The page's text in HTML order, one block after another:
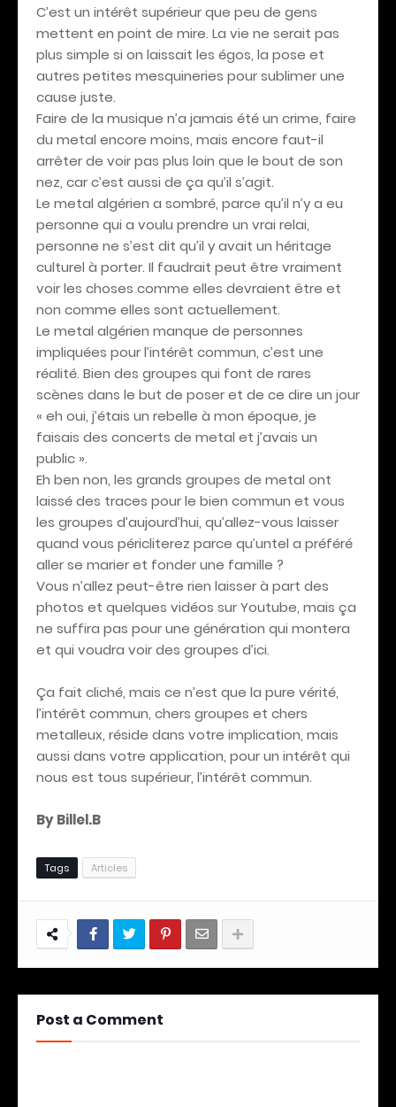
C’est un intérêt supérieur que peu de gens
mettent en point de mire. La vie ne serait pas
plus simple si on laissait les égos, la pose et
autres petites mesquineries pour sublimer une
cause juste.
Faire de la musique n’a jamais été un crime, faire
du metal encore moins, mais encore faut-il
arrêter de voir pas plus loin que le bout de son
nez, car c’est aussi de ça qu’il s’agit.
Le metal algérien a sombré, parce qu’il n’y a eu
personne qui a voulu prendre un vrai relai,
personne ne s’est dit qu’il y avait un héritage
culturel à porter. Il faudrait peut être vraiment
voir les choses comme elles devraient être et
non comme elles sont actuellement.
Le metal algérien manque de personnes
impliquées pour l’intérêt commun, c’est une
réalité. Bien des groupes qui font de rares
scènes dans le but de poser et de ce dire un jour
« eh oui, j’étais un rebelle à mon époque, je
faisais des concerts de metal et j’avais un
public ».
Eh ben non, les grands groupes de metal ont
laissé des traces pour le bien commun et vous
les groupes d’aujourd’hui, qu’allez-vous laisser
quand vous péricliterez parce qu’untel a préféré
aller se marier et fonder une famille ?
Vous n’allez peut-être rien laisser à part des
photos et quelques vidéos sur Youtube, mais ça
ne suffira pas pour une génération qui montera
et qui voudra voir des groupes d’ici.
Ça fait cliché, mais ce n’est que la pure vérité,
l’intérêt commun, chers groupes et chers
metalleux, réside dans votre implication, mais
aussi dans votre application, pour un intérêt qui
nous est tous supérieur, l’intérêt commun.
By Billel.B
Tags Articles
Post a Comment